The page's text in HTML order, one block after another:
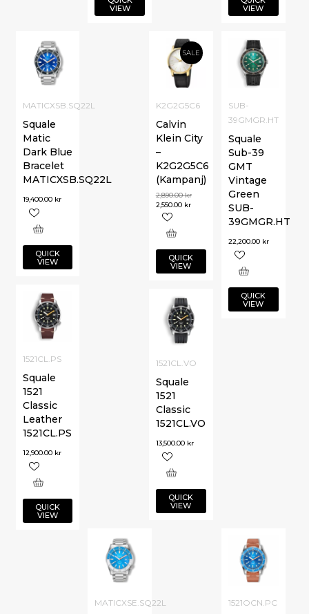
VIEW
VIEW
SUB-
39GMGR.HT
Squale
Sub-39
GMT
Vintage
Green
SUB-
39GMGR.HT
22,200.00 kr
QUICK
VIEW
MATICXSB.SQ22L
Squale
Matic
Dark Blue
Bracelet
MATICXSB.SQ22L
19,400.00 kr
QUICK
VIEW
SALE
K2G2G5C6
Calvin
Klein City
–
K2G2G5C6
(Kampanj)
2,890.00kr
2,550.00 kr
QUICK
VIEW
1521CL.PS
Squale
1521
Classic
Leather
1521CL.PS
12,900.00 kr
QUICK
VIEW
1521CL.VO
Squale
1521
Classic
1521CL.VO
13,500.00 kr
QUICK
VIEW
MATICXSE.SQ22L 1521OCN.PC